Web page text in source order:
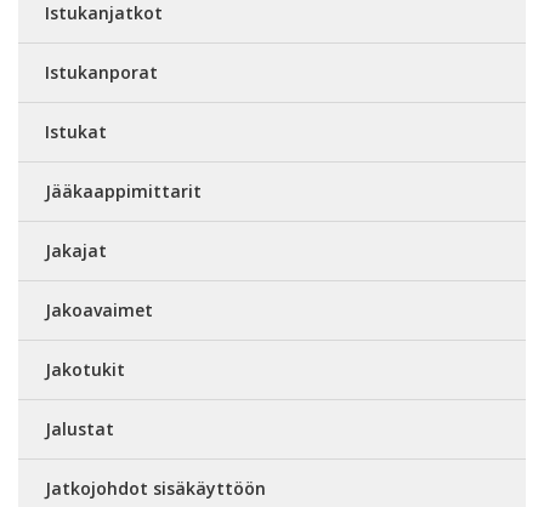
Istukanjatkot
Istukanporat
Istukat
Jääkaappimittarit
Jakajat
Jakoavaimet
Jakotukit
Jalustat
Jatkojohdot sisäkäyttöön